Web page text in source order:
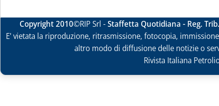
Copyright 2010©RIP Srl -Staffetta Quotidiana - Reg.
E' vietata la riproduzione, ritrasmissione, fotocopia,
altro modo di diffusione delle notizie o
Rivista Italiana